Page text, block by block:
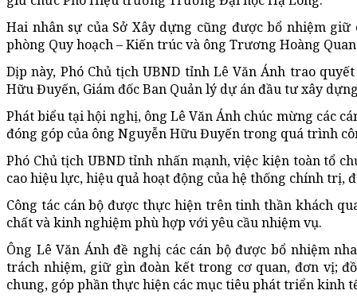
Hai nhân sự của Sở Xây dựng cũng được bổ nhiệm
phòng Quy hoạch – Kiến trúc và ông Trương Hoàng
Dịp này, Phó Chủ tịch UBND tỉnh Lê Văn Ánh trao
Hữu Đuyến, Giám đốc Ban Quản lý dự án đầu tư xây
Phát biểu tại hội nghị, ông Lê Văn Ánh chúc mừng các
đóng góp của ông Nguyễn Hữu Đuyến trong quá trình
Phó Chủ tịch UBND tỉnh nhấn mạnh, việc kiện toàn tổ
cao hiệu lực, hiệu quả hoạt động của hệ thống chính
Công tác cán bộ được thực hiện trên tinh thần khách
chất và kinh nghiệm phù hợp với yêu cầu nhiệm vụ.
Ông Lê Văn Ánh đề nghị các cán bộ được bổ nhiệm
trách nhiệm, giữ gìn đoàn kết trong cơ quan, đơn vị;
chung, góp phần thực hiện các mục tiêu phát triển kinh